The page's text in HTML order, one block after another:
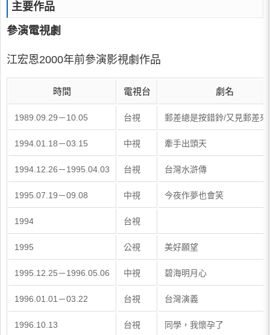
主要作品
參演電視劇
江宏恩2000年前參演影視劇作品
時間 電視台 劇名
1989.09.29－10.05 台視 郵差總是按錯鈴/又見郵差來
1994.01.18－03.15 中視 牽手出頭天
1994.12.26－1995.04.03 台視 台灣水滸傳
1995.07.19－09.08 中視 今夜作夢也會笑
1994 台視
1995 公視 美好願望
1995.12.25－1996.05.06 中視 碧海明月心
1996.01.01－03.22 台視 台灣演義
1996.10.13 台視 同學，我懷孕了